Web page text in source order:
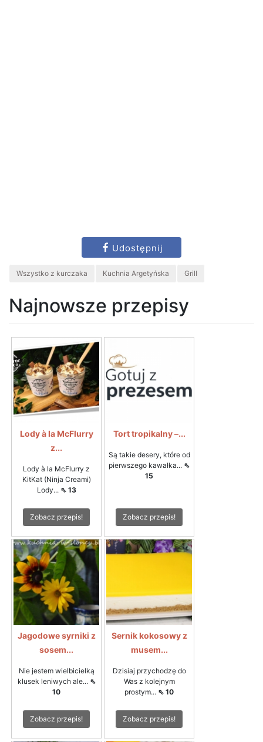
Udostępnij
Wszystko z kurczaka Kuchnia Argetyńska Grill
Najnowsze przepisy
Lody à la McFlurry
z...
Lody à la McFlurry z
KitKat (Ninja Creami)
Lody... ⇖ 13
Zobacz przepis!
Tort tropikalny –...
Są takie desery, które od
pierwszego kawałka... ⇖
15
Zobacz przepis!
Jagodowe syrniki z
sosem...
Nie jestem wielbicielką
klusek leniwych ale... ⇖
10
Zobacz przepis!
Sernik kokosowy z
musem...
Dzisiaj przychodzę do
Was z kolejnym
prostym... ⇖ 10
Zobacz przepis!